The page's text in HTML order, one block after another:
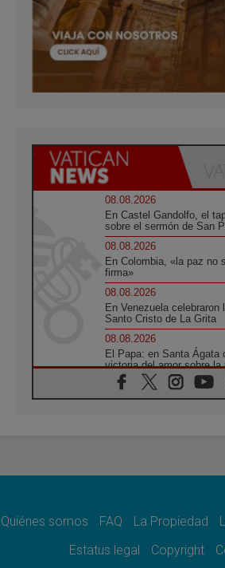
08.08.2026
En Castel Gandolfo, el
sobre el sermón de San
08.08.2026
En Colombia, «la paz no
firma»
08.08.2026
En Venezuela celebraron
Santo Cristo de La Grita
08.08.2026
El Papa: en Santa Ágata
victoria del amor sobre la
08.08.2026
León XIV visitará el
07.08.2026
07.08.2026
el compromiso del
Quiénes somos FAQ La Propiedad
Estatus legal
Copyright